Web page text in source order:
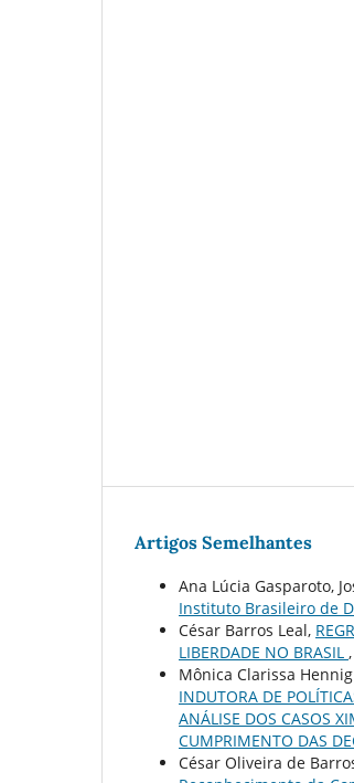
Artigos Semelhantes
Ana Lúcia Gasparoto,
Instituto Brasileiro de
César Barros Leal,
LIBERDADE NO BRASIL ,
Mônica Clarissa
INDUTORA DE
ANÁLISE DOS CASOS
CUMPRIMENTO DAS
César Oliveira de